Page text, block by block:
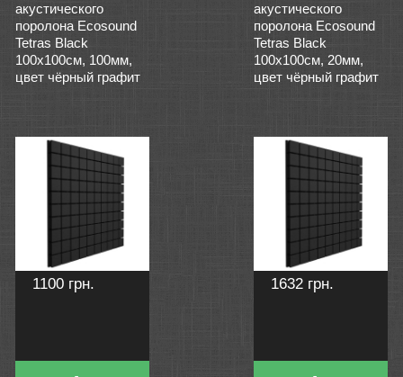
акустического
поролона Ecosound
Tetras Black
100x100см, 100мм,
цвет чёрный графит
акустического
поролона Ecosound
Tetras Black
100x100см, 20мм,
цвет чёрный графит
1100 грн. 1632 грн.